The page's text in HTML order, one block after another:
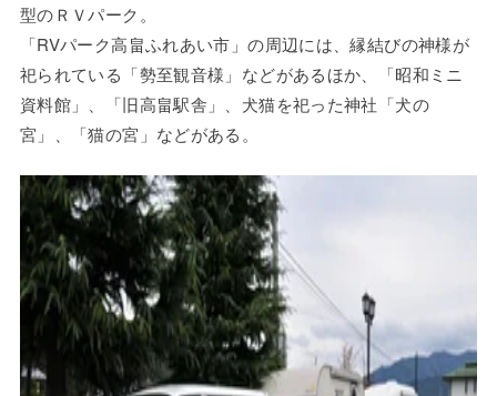
型のＲＶパーク。
「RVパーク高畠ふれあい市」の周辺には、縁結びの神様が
祀られている「勢至観音様」などがあるほか、「昭和ミニ
資料館」、「旧高畠駅舎」、犬猫を祀った神社「犬の
宮」、「猫の宮」などがある。